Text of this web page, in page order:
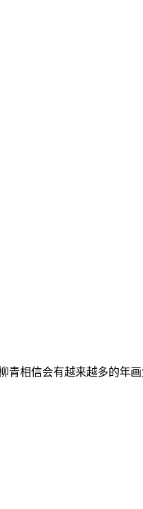
相信会有越来越多的年